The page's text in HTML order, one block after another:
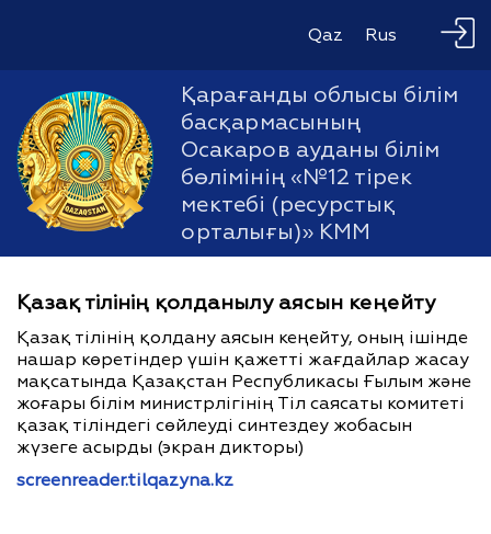
Qaz Rus
Қарағанды облысы білім
басқармасының
Осакаров ауданы білім
бөлімінің «№12 тірек
мектебі (ресурстық
орталығы)» КММ
Қазақ тілінің қолданылу аясын кеңейту
Қазақ тілінің қолдану аясын кеңейту, оның ішінде
нашар көретіндер үшін қажетті жағдайлар жасау
мақсатында Қазақстан Республикасы Ғылым және
жоғары білім министрлігінің Тіл саясаты комитеті
қазақ тіліндегі сөйлеуді синтездеу жобасын
жүзеге асырды (экран дикторы)
screenreader.tilqazyna.kz